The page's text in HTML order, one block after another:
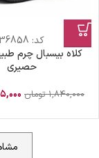
کد:
کلاه بیسبال چرم
حصیری
۱,۸۴۰,۰۰۰ تومان